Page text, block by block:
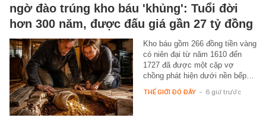
ngờ đào trúng kho báu 'khủng': Tuổi đời
hơn 300 năm, được đấu giá gần 27 tỷ đồng
Kho báu gồm 266 đồng tiền vàng
có niên đại từ năm 1610 đến
1727 đã được một cặp vợ
chồng phát hiện dưới nền bếp…
THẾ GIỚI ĐÓ ĐÂY - 6 giờ trước